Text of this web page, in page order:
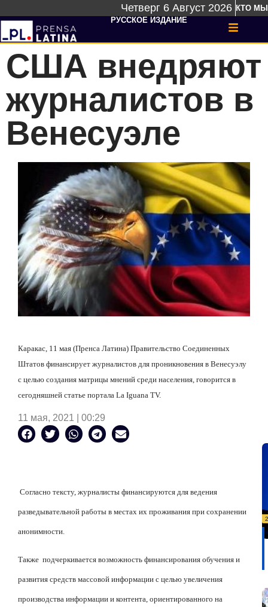
Четверг 6 Август 2026 КТО МЫ
РУССКОЕ ИЗДАНИЕ
США внедряют
журналистов в
Венесуэле
Каракас, 11 мая (Пренса Латина) Правительство Соединенных
Штатов финансирует журналистов для проникновения в Венесуэлу
с целью создания матрицы мнений среди населения, говорится в
сегодняшней статье портала La Iguana TV.
11 мая, 2021 | 00:29
Согласно тексту, журналисты финансируются для ведения
разведывательной работы в местах их проживания при сохранении
анонимности.
Также подчеркивается возможность финансирования обучения и
развития средств массовой информации с целью увеличения
производства информации и контента, ориентированного на